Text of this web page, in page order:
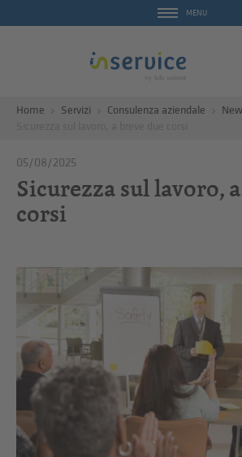
MENU
Home Servizi Consulenza aziendale
05/08/2025
Sicurezza sul lavoro,
corsi